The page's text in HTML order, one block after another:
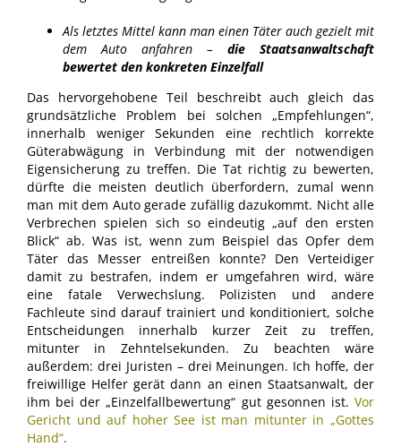
Als letztes Mittel kann man einen Täter auch gezielt mit
dem Auto anfahren – die Staatsanwaltschaft
bewertet den konkreten Einzelfall
Das hervorgehobene Teil beschreibt auch gleich das
grundsätzliche Problem bei solchen „Empfehlungen“,
innerhalb weniger Sekunden eine rechtlich korrekte
Güterabwägung in Verbindung mit der notwendigen
Eigensicherung zu treffen. Die Tat richtig zu bewerten,
dürfte die meisten deutlich überfordern, zumal wenn
man mit dem Auto gerade zufällig dazukommt. Nicht alle
Verbrechen spielen sich so eindeutig „auf den ersten
Blick“ ab. Was ist, wenn zum Beispiel das Opfer dem
Täter das Messer entreißen konnte? Den Verteidiger
damit zu bestrafen, indem er umgefahren wird, wäre
eine fatale Verwechslung. Polizisten und andere
Fachleute sind darauf trainiert und konditioniert, solche
Entscheidungen innerhalb kurzer Zeit zu treffen,
mitunter in Zehntelsekunden. Zu beachten wäre
außerdem: drei Juristen – drei Meinungen. Ich hoffe, der
freiwillige Helfer gerät dann an einen Staatsanwalt, der
ihm bei der „Einzelfallbewertung“ gut gesonnen ist. Vor
Gericht und auf hoher See ist man mitunter in „Gottes
Hand“.